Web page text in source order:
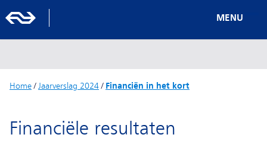
MENU
Home/ Jaarverslag 2024/ Financiën in het kort
Financiële resultaten